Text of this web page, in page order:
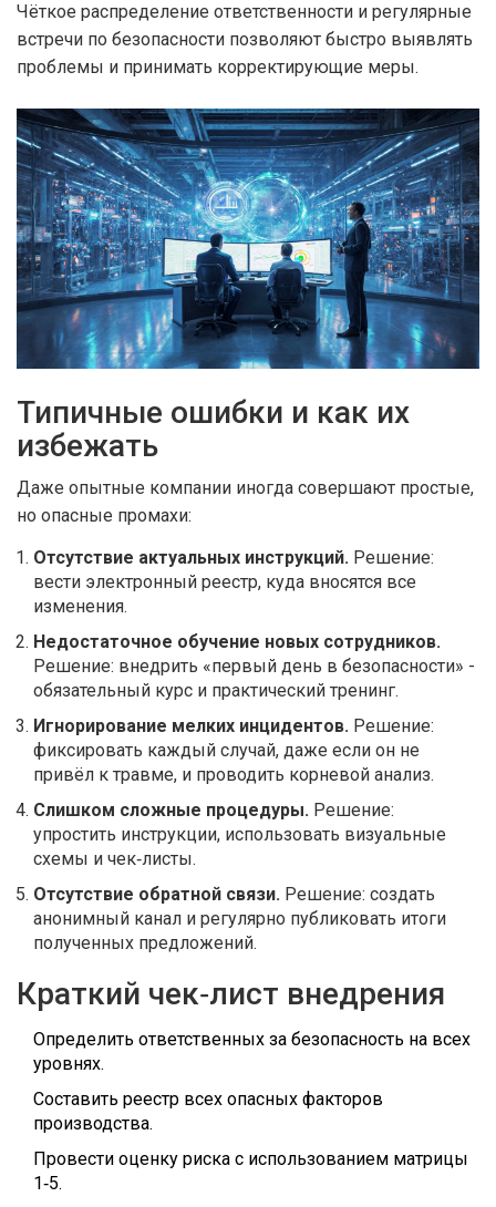
Чёткое распределение ответственности и регулярные
встречи по безопасности позволяют быстро выявлять
проблемы и принимать корректирующие меры.
Типичные ошибки и как их
избежать
Даже опытные компании иногда совершают простые,
но опасные промахи:
Отсутствие актуальных инструкций. Решение:
вести электронный реестр, куда вносятся все
изменения.
Недостаточное обучение новых сотрудников.
Решение: внедрить «первый день в безопасности» -
обязательный курс и практический тренинг.
Игнорирование мелких инцидентов. Решение:
фиксировать каждый случай, даже если он не
привёл к травме, и проводить корневой анализ.
Слишком сложные процедуры. Решение:
упростить инструкции, использовать визуальные
схемы и чек‑листы.
Отсутствие обратной связи. Решение: создать
анонимный канал и регулярно публиковать итоги
полученных предложений.
Краткий чек‑лист внедрения
Определить ответственных за безопасность на всех
уровнях.
Составить реестр всех опасных факторов
производства.
Провести оценку риска с использованием матрицы
1‑5.